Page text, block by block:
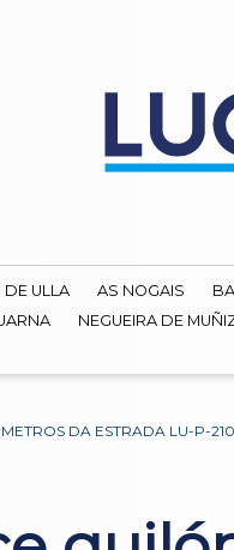
DE ULLA AS NOGAIS
NEGUEIRA DE
DA ESTRADA LU-P-